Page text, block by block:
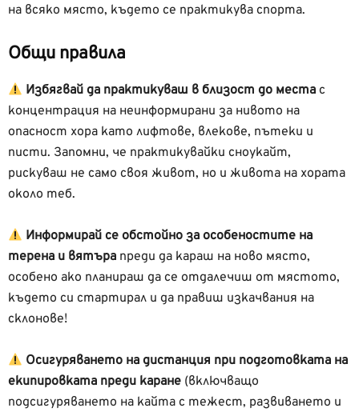
на всяко място, където се практикува спорта.
Общи правила
Избягвай да практикуваш в близост до места с
концентрация на неинформирани за нивото на
опасност хора като лифтове, влекове, пътеки и
писти. Запомни, че практикувайки сноукайт,
рискуваш не само своя живот, но и живота на хората
около теб.
Информирай се обстойно за особеностите на
терена и вятъра преди да караш на ново място,
особено ако планираш да се отдалечиш от мястото,
където си стартирал и да правиш изкачвания на
склонове!
Осигуряването на дистанция при подготовката на
екипировката преди каране (включващо
подсигуряването на кайта с тежест, развиването и